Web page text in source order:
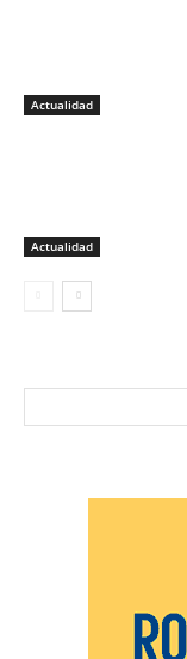
Actualidad
Actualidad